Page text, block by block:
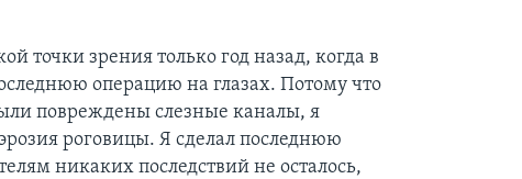
точки зрения только год назад, когда в
операцию на глазах. Потому что
повреждены слезные каналы, я
роговицы. Я сделал последнюю
никаких последствий не осталось,